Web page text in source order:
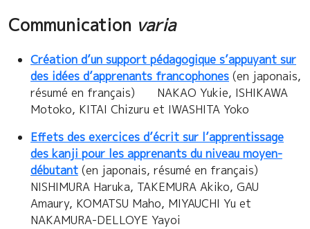
Communication varia
Création d’un support pédagogique s’appuyant sur
des idées d’apprenants francophones (en japonais,
résumé en français) NAKAO Yukie, ISHIKAWA
Motoko, KITAI Chizuru et IWASHITA Yoko
Effets des exercices d’écrit sur l’apprentissage
des kanji pour les apprenants du niveau moyen-
débutant (en japonais, résumé en français)
NISHIMURA Haruka, TAKEMURA Akiko, GAU
Amaury, KOMATSU Maho, MIYAUCHI Yu et
NAKAMURA-DELLOYE Yayoi